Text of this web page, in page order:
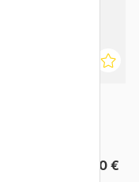
88.50 €